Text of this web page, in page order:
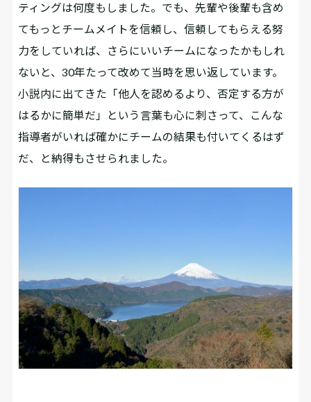
ティングは何度もしました。でも、先輩や後輩も含め
てもっとチームメイトを信頼し、信頼してもらえる努
力をしていれば、さらにいいチームになったかもしれ
ないと、30年たって改めて当時を思い返しています。
小説内に出てきた「他人を認めるより、否定する方が
はるかに簡単だ」という言葉も心に刺さって、こんな
指導者がいれば確かにチームの結果も付いてくるはず
だ、と納得もさせられました。